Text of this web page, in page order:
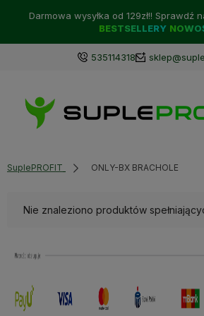
Darmowa wysyłka od 129zł!! Sprawdź
BESTSELLERY
535114318
SuplePROFIT ONLY-BX BRACHOLE
Nie znaleziono produktów